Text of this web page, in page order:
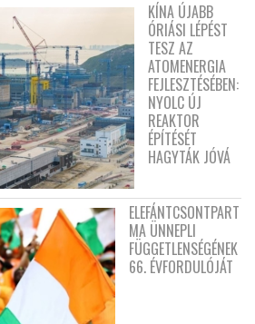
KÍNA ÚJABB
ÓRIÁSI LÉPÉST
TESZ AZ
ATOMENERGIA
FEJLESZTÉSÉBEN:
NYOLC ÚJ
REAKTOR
ÉPÍTÉSÉT
HAGYTÁK JÓVÁ
ELEFÁNTCSONTPART
MA ÜNNEPLI
FÜGGETLENSÉGÉNEK
66. ÉVFORDULÓJÁT